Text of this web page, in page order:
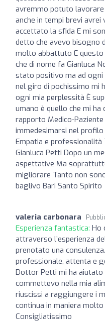
avremmo potuto
anche in tempi brevi
accettato la sfida E mi
detto che avevo bisogno
molto abbattuto E
che di nome fa Gianluca
stato positivo ma ad
nel giro di pochissimo mi
ogni mia perplessità È
umano è quello che mi
rapporto Medico-
immedesimarsi nel
Empatia e
Gianluca Petti Dopo un
aspettative Ma
migliorare Tanto non
baglivo Bari Santo Spirito
valeria carbonara
Esperienza fantastica: Ho
attraverso l’esperienza
prenotato una
professionale, attenta e
Dottor Petti mi ha aiutato
commettevo nella mia
riuscissi a raggiungere i
continua in maniera
Consigliatissimo